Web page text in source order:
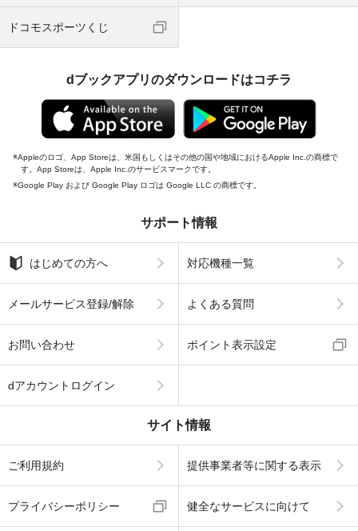
ドコモスポーツくじ
dブックアプリのダウンロードはコチラ
Appleのロゴ、App Storeは、米国もしくはその他の国や地域におけるApple Inc.の商標で
す。App Storeは、Apple Inc.のサービスマークです。
Google Play および Google Play ロゴは Google LLC の商標です。
サポート情報
はじめての方へ 対応機種一覧
メールサービス登録/解除 よくある質問
お問い合わせ ポイント表示設定
dアカウントログイン
サイト情報
ご利用規約 提供事業者等に関する表示
プライバシーポリシー 健全なサービスに向けて